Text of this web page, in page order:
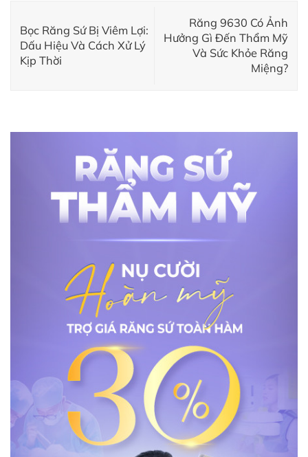
Bọc Răng Sứ Bị Viêm Lợi:
Dấu Hiệu Và Cách Xử Lý
Kịp Thời
Răng 9630 Có Ảnh
Hưởng Gì Đến Thẩm Mỹ
Và Sức Khỏe Răng
Miệng?